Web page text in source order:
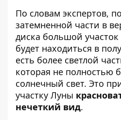
По словам экспертов,
затемненной части в
диска большой
будет находиться в
есть более светлой
которая не полностью
солнечный свет. Это
участку Луны
нечеткий вид.